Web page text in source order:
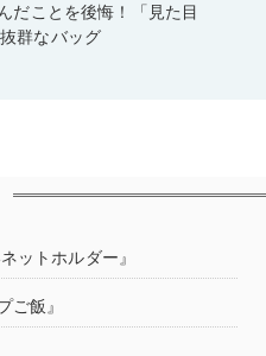
だことを後悔！「見た目
群なバッグ
ットホルダー』
ご飯』